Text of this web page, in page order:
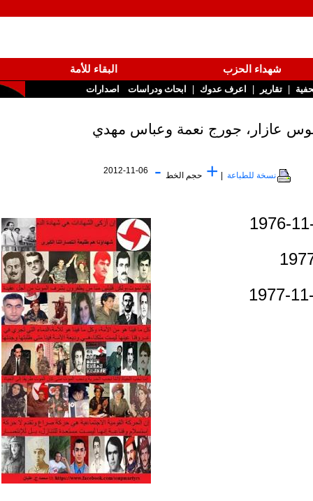
شهداء الحزب
البقاء للأمة
تقارير |اعرف عدوك|ابحاث ودراسات اصدارات
نسخة للطباعة |
+حجم الخط-
2012-11-06